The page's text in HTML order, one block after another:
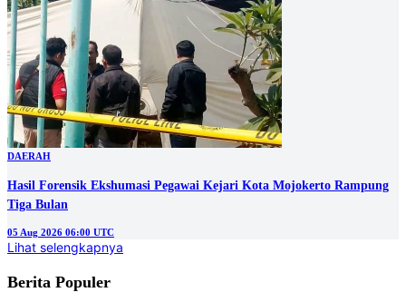
DAERAH
Hasil Forensik Ekshumasi Pegawai Kejari Kota Mojokerto Rampung
Tiga Bulan
05 Aug 2026 06:00 UTC
Lihat selengkapnya
Berita Populer